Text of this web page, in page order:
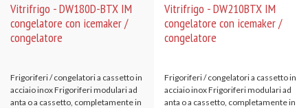
Vitrifrigo - DW180D-BTX IM
congelatore con icemaker /
congelatore
Frigoriferi / congelatori a cassetto in
acciaio inox Frigoriferi modulari ad
anta o a cassetto, completamente in
Vitrifrigo - DW210BTX IM
congelatore con icemaker /
congelatore
Frigoriferi / congelatori a cassetto in
acciaio inox Frigoriferi modulari ad
anta o a cassetto, completamente in